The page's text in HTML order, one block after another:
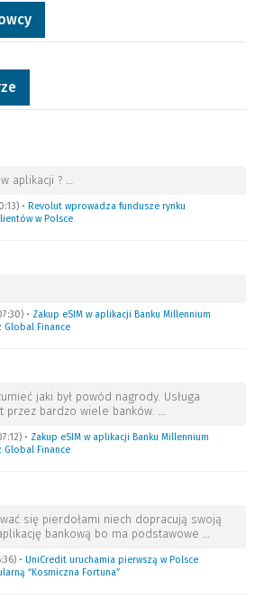
aplikacji ? …
• Revolut wprowadza fundusze rynku
w Polsce
• Zakup eSIM w aplikacji Banku Millennium
Global Finance
jaki był powód nagrody. Usługa
przez bardzo wiele banków. …
• Zakup eSIM w aplikacji Banku Millennium
Global Finance
się pierdołami niech dopracują swoją
bankową bo ma podstawowe …
• UniCredit uruchamia pierwszą w Polsce
“Kosmiczna Fortuna”